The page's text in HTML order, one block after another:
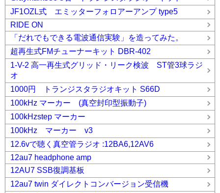
JF1OZL式 エミッターフォロアーアンプ type5
RIDE ON
「だれでもできる電波通信実験」を造ってみた。
超再生式FMチューナーキット DBR-402
1-V-2 高一再生式グリッド・リーク検波 ST管3球ラジ
オ
1000円 トランジスタラジオキット S66D
100kHz マーカー (真空封印型振動子)
100kHzstep マーカー
100kHz マーカー v3
12.6vで聴く真空管ラジオ :12BA6,12AV6
12au7 headphone amp
12AU7 SSB復調基板
12au7 twin ダイレクトコンバージョン受信機